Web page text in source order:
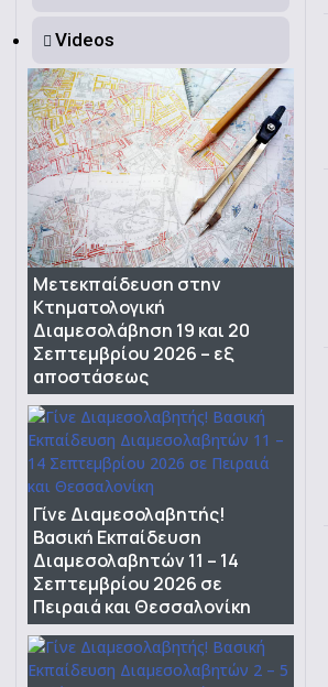
Videos
Μετεκπαίδευση στην
Κτηματολογική
Διαμεσολάβηση 19 και 20
Σεπτεμβρίου 2026 – εξ
αποστάσεως
Γίνε Διαμεσολαβητής!
Βασική Εκπαίδευση
Διαμεσολαβητών 11 – 14
Σεπτεμβρίου 2026 σε
Πειραιά και Θεσσαλονίκη